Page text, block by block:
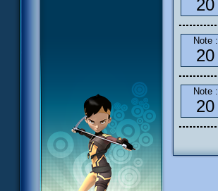
20
Note :
20
Note :
20